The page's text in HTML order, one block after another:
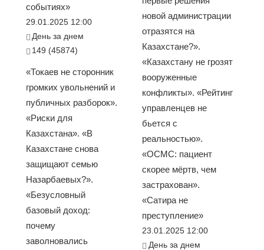
событиях»
29.01.2025 12:00
День за днем
149 (45874)
«Токаев не сторонник
громких увольнений и
публичных разборок».
«Риски для
Казахстана». «В
Казахстане снова
защищают семью
Назарбаевых?».
«Безусловный
базовый доход:
почему
заволновались
новой администрации
отразятся на
Казахстане?».
«Казахстану не грозят
вооруженные
конфликты». «Рейтинг
управленцев не
бьется с
реальностью».
«ОСМС: пациент
скорее мёртв, чем
застрахован».
«Сатира не
преступление»
23.01.2025 12:00
День за днем